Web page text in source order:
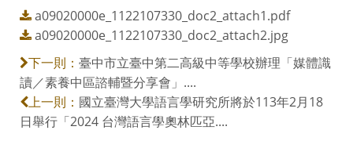
a09020000e_1122107330_doc2_attach1.pdf
a09020000e_1122107330_doc2_attach2.jpg
下一則： 臺中市立臺中第二高級中等學校辦理「媒體識
讀／素養中區諮輔暨分享會」....
上一則： 國立臺灣大學語言學研究所將於113年2月18
日舉行「2024 台灣語言學奧林匹亞....